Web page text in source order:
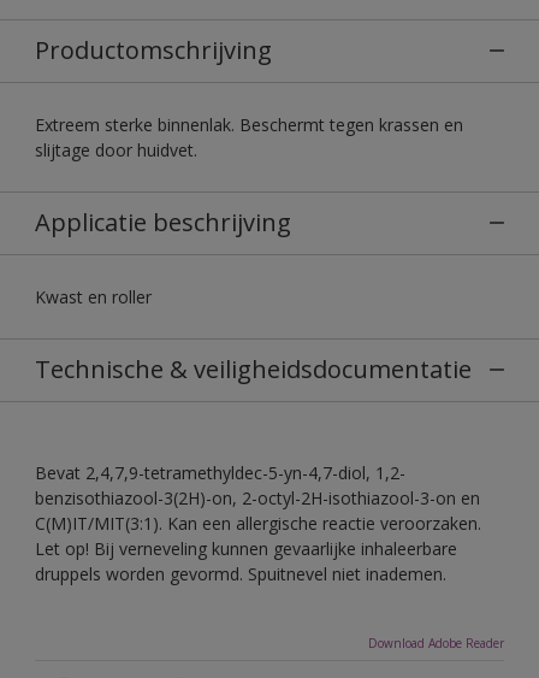
Productomschrijving
Extreem sterke binnenlak. Beschermt tegen krassen en
slijtage door huidvet.
Applicatie beschrijving
Kwast en roller
Technische & veiligheidsdocumentatie
Bevat 2,4,7,9-tetramethyldec-5-yn-4,7-diol, 1,2-
benzisothiazool-3(2H)-on, 2-octyl-2H-isothiazool-3-on en
C(M)IT/MIT(3:1). Kan een allergische reactie veroorzaken.
Let op! Bij verneveling kunnen gevaarlijke inhaleerbare
druppels worden gevormd. Spuitnevel niet inademen.
Download Adobe Reader